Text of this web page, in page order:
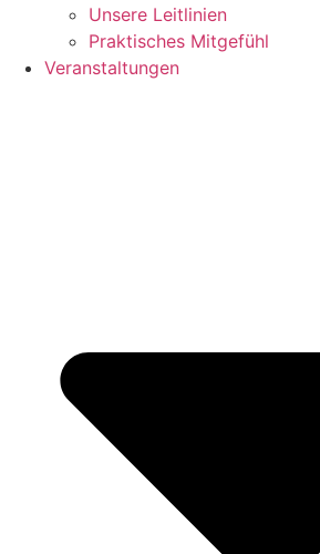
Unsere Leitlinien
Praktisches Mitgefühl
Veranstaltungen